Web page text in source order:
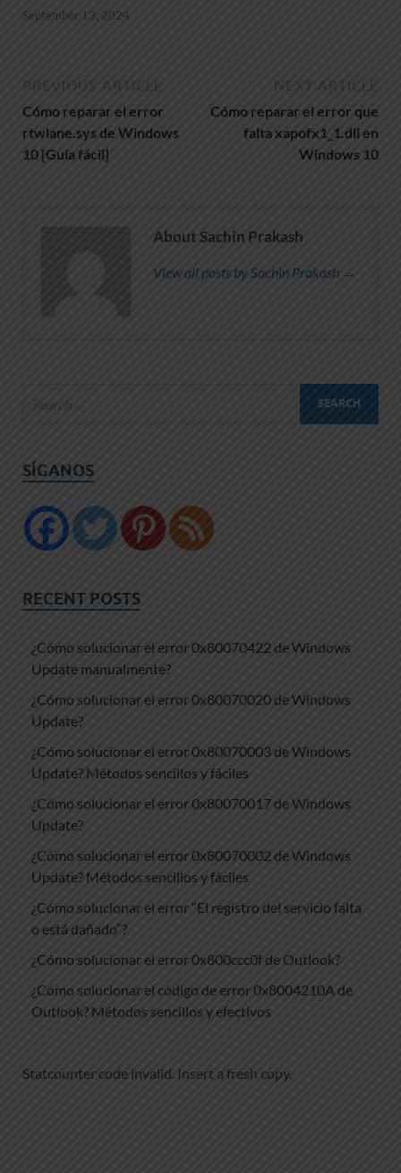
September 13, 2024
PREVIOUS ARTICLE
Cómo reparar el error
rtwlane.sys de Windows
10 [Guía fácil]
NEXT ARTICLE
Cómo reparar el error que
falta xapofx1_1.dll en
Windows 10
About Sachin Prakash
View all posts by Sachin Prakash →
SÍGANOS
RECENT POSTS
¿Cómo solucionar el error 0x80070422 de Windows
Update manualmente?
¿Cómo solucionar el error 0x80070020 de Windows
Update?
¿Cómo solucionar el error 0x80070003 de Windows
Update? Métodos sencillos y fáciles
¿Cómo solucionar el error 0x80070017 de Windows
Update?
¿Cómo solucionar el error 0x80070002 de Windows
Update? Métodos sencillos y fáciles
¿Cómo solucionar el error “El registro del servicio falta
o está dañado”?
¿Cómo solucionar el error 0x800ccc0f de Outlook?
¿Cómo solucionar el código de error 0x8004210A de
Outlook? Métodos sencillos y efectivos
Statcounter code invalid. Insert a fresh copy.